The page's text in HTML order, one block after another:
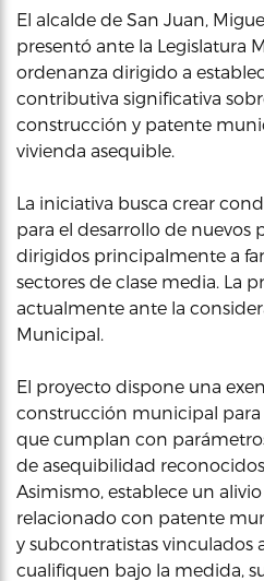
El alcalde de San Juan,
presentó ante la Legislatura
ordenanza dirigido a
contributiva significativa
construcción y patente
vivienda asequible.
La iniciativa busca crear
para el desarrollo de nuevos
dirigidos principalmente a
sectores de clase media. La
actualmente ante la
Municipal.
El proyecto dispone una
construcción municipal para
que cumplan con
de asequibilidad
Asimismo, establece un
relacionado con patente
y subcontratistas vinculados
cualifiquen bajo la medida,